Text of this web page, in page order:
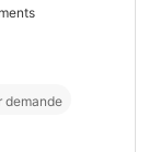
demande